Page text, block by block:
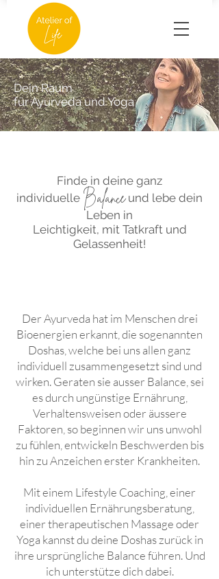
Dein Raum
für Ayurveda und Yoga
Finde in deine ganz
individuelle Balanceund lebe dein
Leben in
Leichtigkeit, mit Tatkraft und
Gelassenheit!
Der Ayurveda hat im Menschen drei
Bioenergien erkannt, die sogenannten
Doshas, welche bei uns allen ganz
individuell zusammengesetzt sind und
wirken. Geraten sie ausser Balance, sei
es durch ungünstige Ernährung,
Verhaltensweisen oder äussere
Faktoren, so beginnen wir uns unwohl
zu fühlen, entwickeln Beschwerden bis
hin zu Anzeichen erster Krankheiten.
Mit einem Lifestyle Coaching, einer
individuellen Ernährungsberatung,
einer therapeutischen Massage oder
Yoga kannst du deine Doshas zurück in
ihre ursprüngliche Balance führen. Und
ich unterstütze dich dabei.